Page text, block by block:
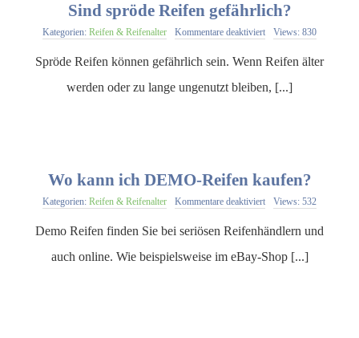
Sind spröde Reifen gefährlich?
Kategorien: Reifen & Reifenalter Kommentare deaktiviertfür
spröde
Reifen
Views: 830
Spröde Reifen können gefährlich sein. Wenn Reifen älter
werden oder zu lange ungenutzt bleiben, [...]
Wo kann ich DEMO-Reifen kaufen?
Kategorien: Reifen & Reifenalter Kommentare deaktiviertfür
kann
ich
Reifen
Views: 532
Demo Reifen finden Sie bei seriösen Reifenhändlern und
auch online. Wie beispielsweise im eBay-Shop [...]